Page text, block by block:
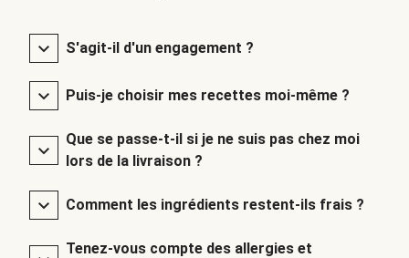
S'agit-il d'un engagement ?
Puis-je choisir mes recettes moi-même ?
Que se passe-t-il si je ne suis pas chez moi
lors de la livraison ?
Comment les ingrédients restent-ils frais ?
Tenez-vous compte des allergies et